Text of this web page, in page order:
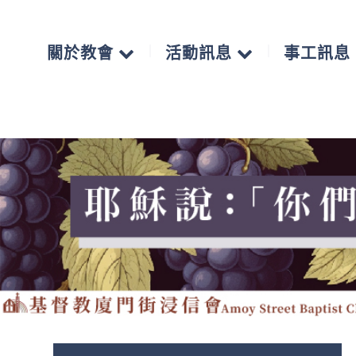
關於教會 活動訊息 事工訊息